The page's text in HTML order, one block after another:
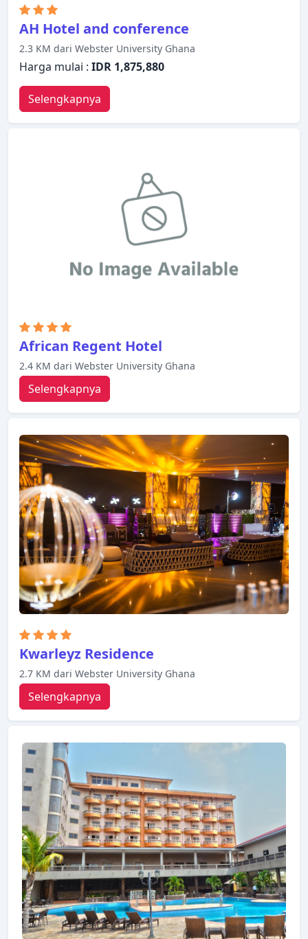
AH Hotel and conference
2.3 KM dari Webster University Ghana
Harga mulai : IDR 1,875,880
Selengkapnya
African Regent Hotel
2.4 KM dari Webster University Ghana
Selengkapnya
Kwarleyz Residence
2.7 KM dari Webster University Ghana
Selengkapnya